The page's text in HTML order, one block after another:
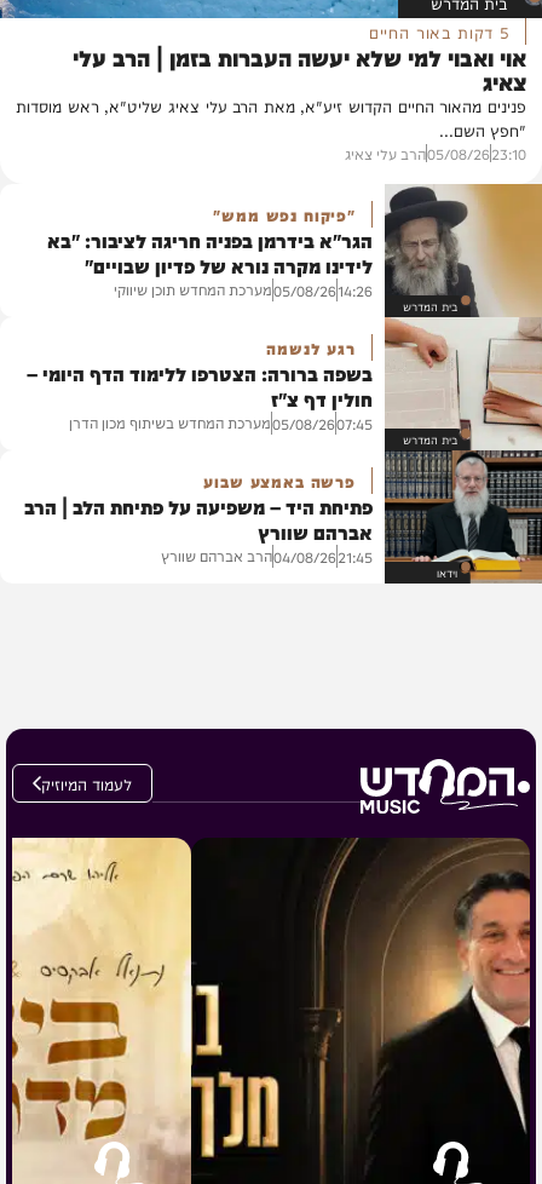
בית המדרש
"פיקוח נפש ממש"
הגר"א בידרמן בפניה חריגה לציבור: "בא
לידינו מקרה נורא של פדיון שבויים"
14:26
05/08/26מערכת המחדש תוכן שיווקי
בית המדרש
רגע לנשמה
בשפה ברורה: הצטרפו ללימוד הדף היומי –
חולין דף צ"ז
07:45
05/08/26מערכת המחדש בשיתוף מכון הדרן
וידאו
פרשה באמצע שבוע
פתיחת היד – משפיעה על פתיחת הלב | הרב
אברהם שוורץ
21:45
04/08/26הרב אברהם שוורץ
5 דקות באור החיים
אוי ואבוי למי שלא יעשה העברות בזמן | הרב עלי
צאיג
פנינים מהאור החיים הקדוש זיע"א, מאת הרב עלי צאיג שליט"א, ראש מוסדות
"חפץ השם...
23:10
05/08/26הרב עלי צאיג
לעמוד המיוזיק